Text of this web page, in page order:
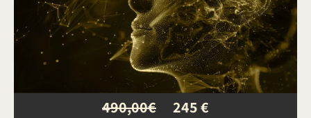
490,00€ 245 €